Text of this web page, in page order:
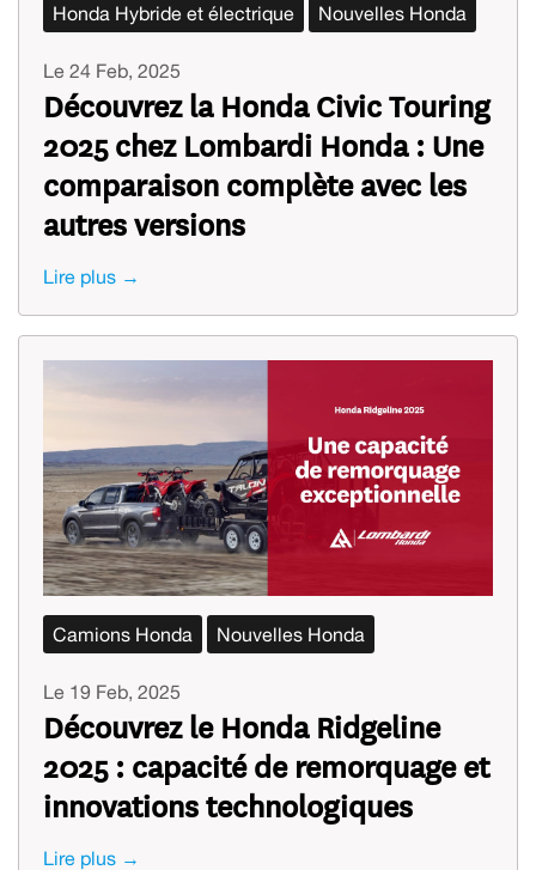
Honda Hybride et électrique
Nouvelles Honda
Le 24 Feb, 2025
Découvrez la Honda Civic Touring
2025 chez Lombardi Honda : Une
comparaison complète avec les
autres versions
Lire plus →
Camions Honda Nouvelles Honda
Le 19 Feb, 2025
Découvrez le Honda Ridgeline
2025 : capacité de remorquage et
innovations technologiques
Lire plus →